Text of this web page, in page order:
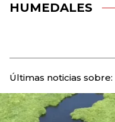
HUMEDALES
Últimas noticias sobre: